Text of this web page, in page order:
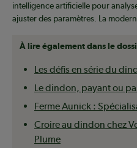
intelligence artificielle pour
ajuster des paramètres. La
À lire également dans le
Les défis en série du
Le dindon, payant ou
Ferme Aunick :
Croire au dindon chez
Plume